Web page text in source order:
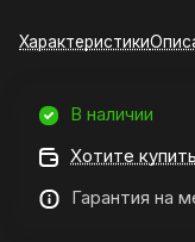
Характеристики
В наличии
Хотите
Гарантия на